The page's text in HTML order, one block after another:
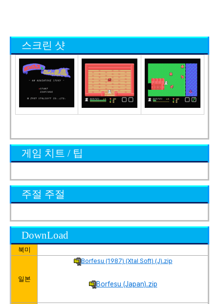
스크린 샷
게임 치트 / 팁
주절 주절
DownLoad
북미
일본
Borfesu (1987) (Xtal Soft) (J).zip
Borfesu (Japan).zip